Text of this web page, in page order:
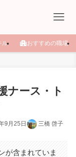
ル おすすめの職場
ナース・ト
9月25日 三橋 啓子
が含まれていま